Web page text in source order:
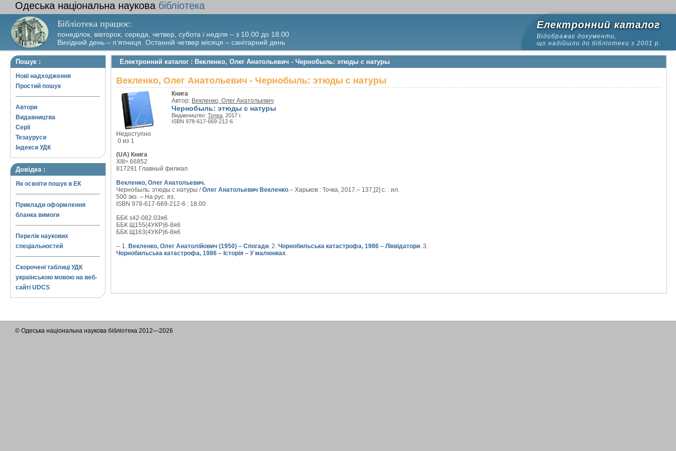
Одеська національна наукова бібліотека
Бібліотека працює:
понеділок, вівторок, середа, четвер, субота і неділя – з 10.00 до 18.00
Вихідний день – п’ятниця. Останній четвер місяця – санітарний день
Електронний каталог
Відображає документи,
що надійшли до бібліотеки з 2001 р.
Пошук :
Нові надходження
Простий пошук
Автори
Видавництва
Серії
Тезауруси
Індекси УДК
Довідка :
Як освоїти пошук в ЕК
Приклади оформлення
бланка вимоги
Перелік наукових
спеціальностей
Скорочені таблиці УДК
українською мовою на веб-
сайті UDCS
Електронний каталог : Векленко, Олег Анатольевич - Чернобыль: этюды с натуры
Векленко, Олег Анатольевич - Чернобыль: этюды с натуры
Недоступно
0 из 1
Книга
Автор: Векленко, Олег Анатольевич
Чернобыль: этюды с натуры
Видавництво: Точка , 2017 г.
ISBN 978-617-669-212-6
(UA) Книга
XIII> 66852
817291 Главный филиал
Векленко, Олег Анатольевич.
Чернобыль: этюды с натуры /Олег Анатольевич Векленко.– Харьков : Точка, 2017.– 137,[2] с. : ил.
500 экз. – На рус. яз.
ISBN 978-617-669-212-6 : 18.00.
ББК з42-082.03я6
ББК Щ155(4УКР)6-8я6
ББК Щ163(4УКР)6-8я6
-- 1. Векленко, Олег Анатолійович (1950) – Спогади. 2. Чорнобильська катастрофа, 1986 – Ліквідатори. 3.
Чорнобильська катастрофа, 1986 – Історія – У малюнках.
© Одеська національна наукова бібліотека 2012—2026